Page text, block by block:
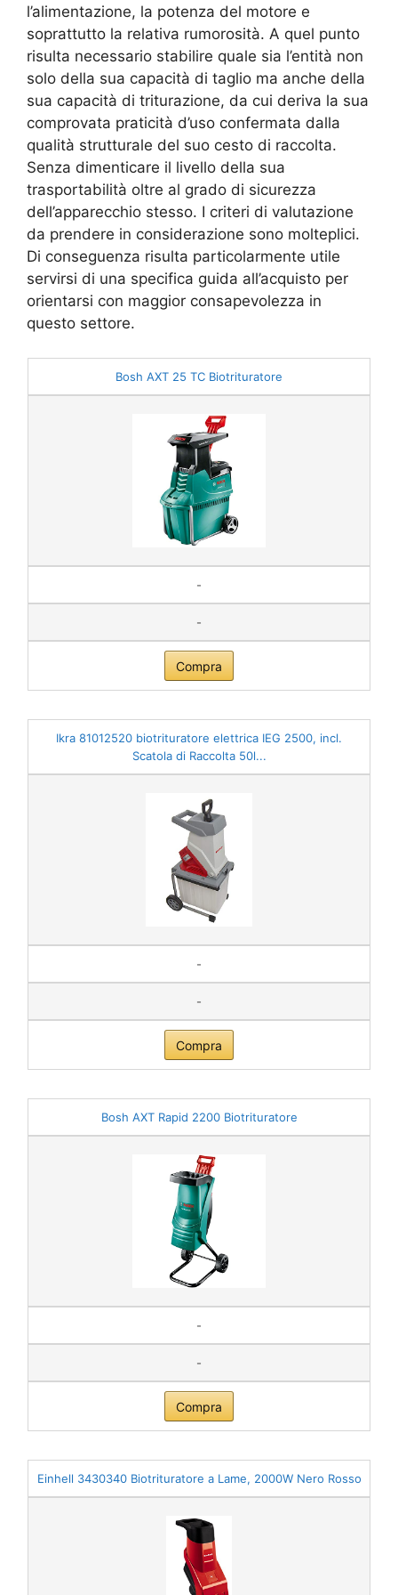
l’alimentazione, la potenza del motore e
soprattutto la relativa rumorosità. A quel punto
risulta necessario stabilire quale sia l’entità non
solo della sua capacità di taglio ma anche della
sua capacità di triturazione, da cui deriva la sua
comprovata praticità d’uso confermata dalla
qualità strutturale del suo cesto di raccolta.
Senza dimenticare il livello della sua
trasportabilità oltre al grado di sicurezza
dell’apparecchio stesso. I criteri di valutazione
da prendere in considerazione sono molteplici.
Di conseguenza risulta particolarmente utile
servirsi di una specifica guida all’acquisto per
orientarsi con maggior consapevolezza in
questo settore.
Bosh AXT 25 TC Biotrituratore
-
-
Compra
Ikra 81012520 biotrituratore elettrica IEG 2500, incl.
Scatola di Raccolta 50l...
-
-
Compra
Bosh AXT Rapid 2200 Biotrituratore
-
-
Compra
Einhell 3430340 Biotrituratore a Lame, 2000W Nero Rosso